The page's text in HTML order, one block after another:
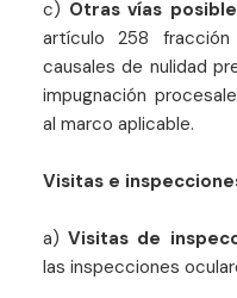
c) Otras vías
artículo 258
causales de nulidad
impugnación
al marco aplicable.
Visitas e
a)Visitas de
las inspecciones